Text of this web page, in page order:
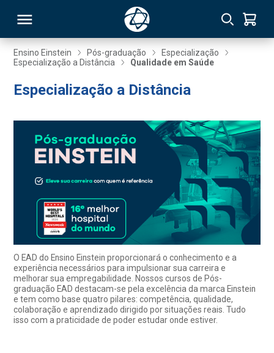
Ensino Einstein Pós-graduação
Especialização
Especialização a Distância
Qualidade em Saúde
Especialização a Distância
O EAD do Ensino Einstein proporcionará o conhecimento e a
experiência necessários para impulsionar sua carreira e
melhorar sua empregabilidade. Nossos cursos de Pós-
graduação EAD destacam-se pela excelência da marca Einstein
e tem como base quatro pilares: competência, qualidade,
colaboração e aprendizado dirigido por situações reais. Tudo
isso com a praticidade de poder estudar onde estiver.